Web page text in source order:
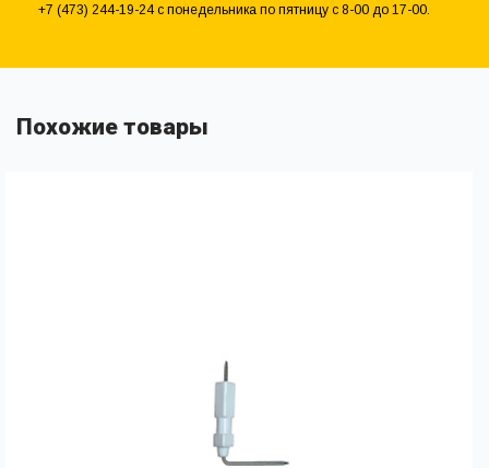
+7 (473) 244-19-24 с понедельника по пятницу с 8-00 до 17-00.
Похожие товары